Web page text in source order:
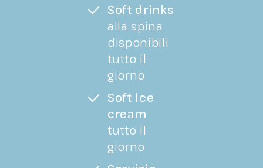
Soft drinks
alla spina
disponibili
tutto il
giorno
Soft ice
cream
tutto il
giorno